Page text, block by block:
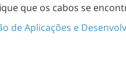
que os cabos se
de Aplicações e